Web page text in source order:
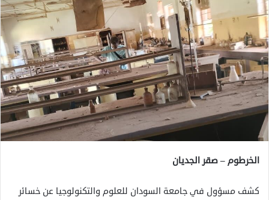
الخرطوم – صقر الجديان
كشف مسؤول في جامعة السودان للعلوم والتكنولوجيا عن خسائر